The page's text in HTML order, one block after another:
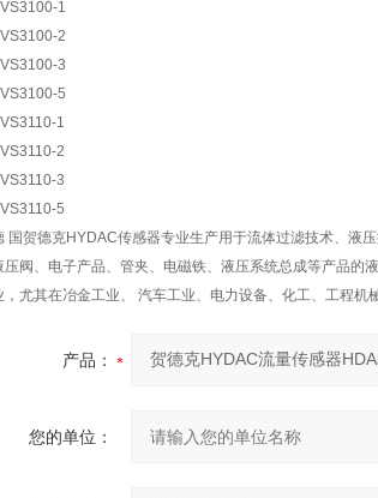
1
2
3
5
1
2
3
5
国贺德克HYDAC传感器专业生产用于流体过滤技术、液
压阀、电子产品、管夹、电磁铁、液压系统总成等产品的
，尤其在冶金工业、 汽车工业、电力设备、化工、工程机
产品：
您的单位：